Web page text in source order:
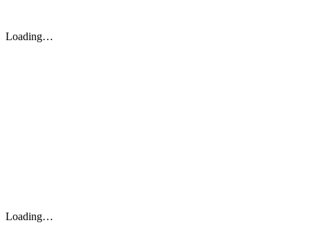
Loading…
Loading…